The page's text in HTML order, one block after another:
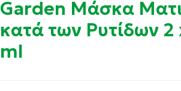
Garden Μάσκα
κατά των Ρυτίδων 2
ml